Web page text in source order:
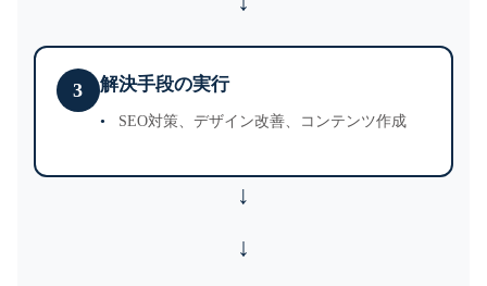
3 解決手段の実行
SEO対策、デザイン改善、コンテンツ作成
↓